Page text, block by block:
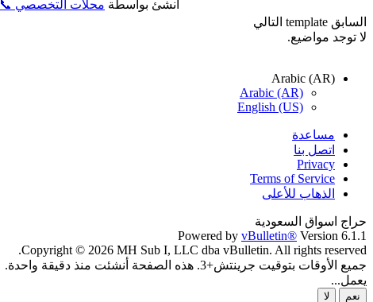
أنشئ بواسطة محلات التخصصي 📞0114996351
السابق template التالي
لا توجد مواضيع.
Arabic (AR)
Arabic (AR)
English (US)
مساعدة
اتصل بنا
Privacy
Terms of Service
الذهاب للأعلى
حراج اسواق السعودية
Powered by vBulletin® Version 6.1.1
Copyright © 2026 MH Sub I, LLC dba vBulletin. All rights reserved.
جميع الأوقات بتوقيت جرينتش+3. هذه الصفحة أنشئت منذ دقيقة واحدة.
يعمل...
نعم
لا